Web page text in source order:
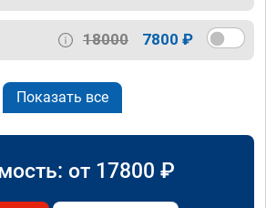
18000 7800 ₽
Показать все
от 17800 ₽